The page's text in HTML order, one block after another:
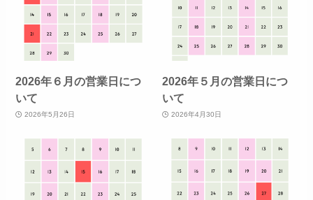
2026年６月の営業日につ
いて
2026年5月26日
2026年５月の営業日につ
いて
2026年4月30日